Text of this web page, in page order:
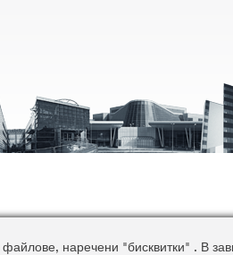
наречени "бисквитки" . В